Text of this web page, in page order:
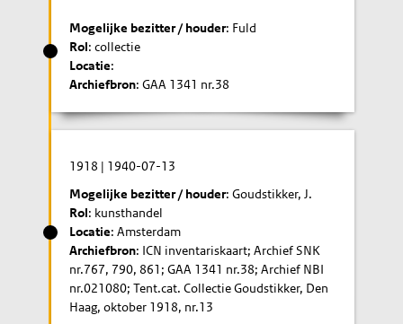
Mogelijke bezitter / houder: Fuld
Rol: collectie
Locatie:
Archiefbron: GAA 1341 nr.38
1918 | 1940-07-13
Mogelijke bezitter / houder: Goudstikker, J.
Rol: kunsthandel
Locatie: Amsterdam
Archiefbron: ICN inventariskaart; Archief SNK
nr.767, 790, 861; GAA 1341 nr.38; Archief NBI
nr.021080; Tent.cat. Collectie Goudstikker, Den
Haag, oktober 1918, nr.13